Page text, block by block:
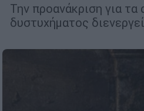
Την προανάκριση για τα
δυστυχήματος